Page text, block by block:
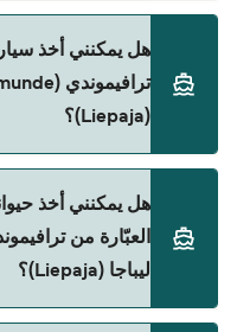
نعم، يمكنك السفر
Stena Line
هل يمكنني أخذ
(Liepaja)؟
نعم، يمكنك السفر مع
ترافيموندي (Travemunde) إلى ليباجا (Liepaja) مع:
Stena Line
هل يمكنني أخذ
ليباجا (Liepaja)؟